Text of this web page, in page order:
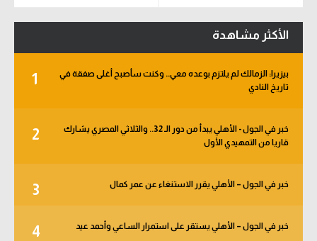
الأكثر مشاهدة
1
بيزيرا: الزمالك لم يلتزم بوعده معي.. وكنت سأصبح أغلى صفقة في
تاريخ النادي
2
خبر في الجول - الأهلي يبدأ من دور الـ 32.. والثلاثي المصري يشارك
قاريا من التمهيدي الأول
3 خبر في الجول – الأهلي يقرر الاستنغاء عن عمر كمال
4 خبر في الجول – الأهلي يستقر على استمرار الساعي وأحمد عيد